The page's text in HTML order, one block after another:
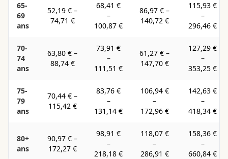
65-
69
ans
52,19 € –
74,71 €
68,41 €
–
100,87 €
86,97 € –
140,72 €
115,93 €
–
296,46 €
70-
74
ans
63,80 € –
88,74 €
73,91 €
–
111,51 €
61,27 € –
147,70 €
127,29 €
–
353,25 €
75-
79
ans
70,44 € –
115,42 €
83,76 €
–
131,14 €
106,94 €
–
172,96 €
142,63 €
–
418,34 €
80+
ans
90,97 € –
172,27 €
98,91 €
–
218,18 €
118,07 €
–
286,91 €
158,36 €
–
660,84 €